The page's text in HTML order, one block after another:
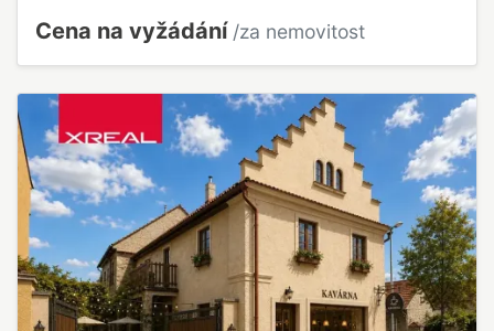
Cena na vyžádání /za nemovitost